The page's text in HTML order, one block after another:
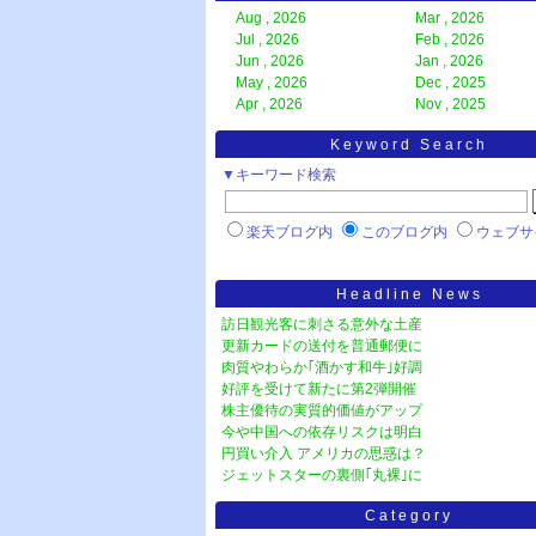
Aug , 2026
Jul , 2026
Jun , 2026
May , 2026
Apr , 2026
Mar , 2026
Feb , 2026
Jan , 2026
Dec , 2025
Nov , 2025
Keyword Search
▼キーワード検索
楽天ブログ内 このブログ内 ウェブ
Headline News
訪日観光客に刺さる意外な土産
更新カードの送付を普通郵便に
肉質やわらか｢酒かす和牛｣好調
好評を受けて新たに第2弾開催
株主優待の実質的価値がアップ
今や中国への依存リスクは明白
円買い介入 アメリカの思惑は？
ジェットスターの裏側｢丸裸｣に
Category